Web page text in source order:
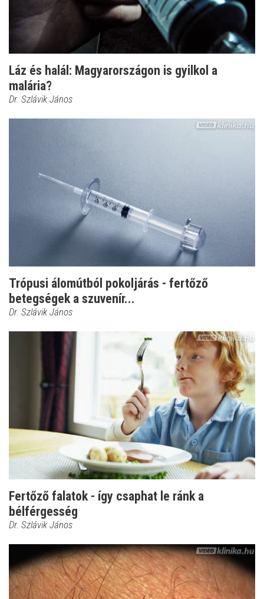
Láz és halál: Magyarországon is gyilkol a
malária?
Dr. Szlávik János
Trópusi álomútból pokoljárás - fertőző
betegségek a szuvenír...
Dr. Szlávik János
Fertőző falatok - így csaphat le ránk a
bélférgesség
Dr. Szlávik János